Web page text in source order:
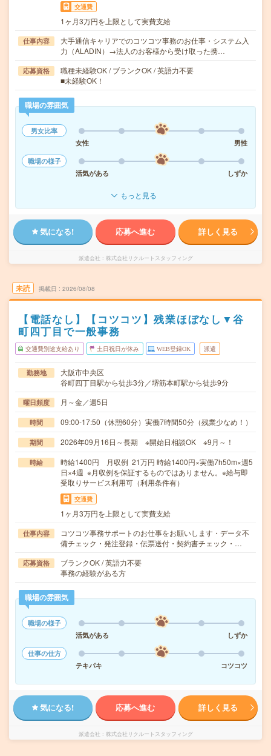
交通費
1ヶ月3万円を上限として実費支給
仕事内容
大手通信キャリアでのコツコツ事務のお仕事・システム入
力（ALADIN）→法人のお客様から受け取った携…
応募資格
職種未経験OK / ブランクOK / 英語力不要
■未経験OK！
職場の雰囲気
男女比率
女性
男性
職場の様子
活気がある
しずか
もっと見る
気になる! 応募へ進む 詳しく見る
派遣会社 株式会社リクルートスタッフィング
未読 掲載日 2026/08/08
【電話なし】【コツコツ】残業ほぼなし▼谷
町四丁目で一般事務
交通費別途支給あり 土日祝日が休み WEB登録OK 派遣
勤務地
大阪市中央区
谷町四丁目駅から徒歩3分／堺筋本町駅から徒歩9分
曜日頻度 月～金／週5日
時間 09:00-17:50（休憩60分）実働7時間50分（残業少なめ！）
期間 2026年09月16日～長期 ※開始日相談OK ※9月～！
時給
時給1400円 月収例 21万円 時給1400円×実働7h50m×週5
日×4週 ※月収例を保証するものではありません。※給与即
受取りサービス利用可（利用条件有）
交通費
1ヶ月3万円を上限として実費支給
仕事内容
コツコツ事務サポートのお仕事をお願いします・データ不
備チェック・発注登録・伝票送付・契約書チェック・…
応募資格
ブランクOK / 英語力不要
事務の経験がある方
職場の雰囲気
職場の様子
活気がある
しずか
仕事の仕方
テキパキ
コツコツ
気になる! 応募へ進む 詳しく見る
派遣会社 株式会社リクルートスタッフィング